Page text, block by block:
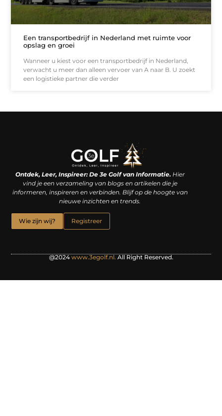
Een transportbedrijf in Nederland met ruimte voor
opslag en groei
Wanneer u kiest voor een transportbedrijf in Nederland,
verwacht u meer dan alleen vervoer van A naar B. U zoekt
een logistieke partner die verder
Ontdek, Leer, Inspireer: De 3e Golf van Informatie.Hier
vind je een verzameling van blogs en artikelen die je
informeren, inspireren en verbinden. Blijf op de hoogte van
nieuwe inzichten en trends.
Wie zijn wij? Registreer
@2024www.3egolf.nl.All Right Reserved.